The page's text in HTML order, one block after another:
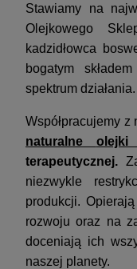
Stawiamy na
Olejkowego
kadzidłowca
bogatym
spektrum działania.
Współpracujemy
naturalne
olejki
terapeutycznej.
niezwykle
produkcji.
rozwoju oraz na
doceniają ich
naszej planety.